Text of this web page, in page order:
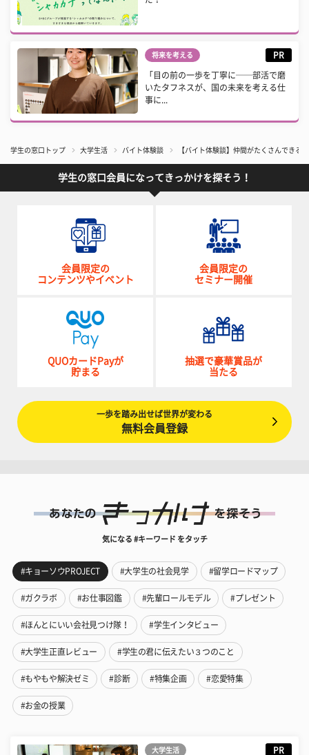
将来を考える PR
「目の前の一歩を丁寧に──部活で磨
いたタフネスが、国の未来を考える仕
事に...
学生の窓口トップ 大学生活 バイト体験談 【バイト体験談】仲間がたくさんできる
学生の窓口会員になってきっかけを探そう！
会員限定の
コンテンツやイベント
会員限定の
セミナー開催
QUOカードPayが
貯まる
抽選で豪華賞品が
当たる
一歩を踏み出せば世界が変わる
無料会員登録
気になる #キーワード をタッチ
#キョーソウPROJECT #大学生の社会見学 #留学ロードマップ
#ガクラボ #お仕事図鑑 #先輩ロールモデル #プレゼント
#ほんとにいい会社見つけ隊！ #学生インタビュー
#大学生正直レビュー #学生の君に伝えたい３つのこと
#もやもや解決ゼミ #診断 #特集企画 #恋愛特集
#お金の授業
大学生活 PR